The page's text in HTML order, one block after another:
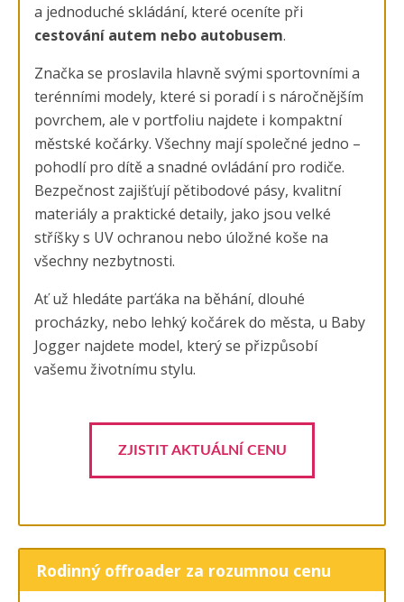
a jednoduché skládání, které oceníte při
cestování autem nebo autobusem.
Značka se proslavila hlavně svými sportovními a
terénními modely, které si poradí i s náročnějším
povrchem, ale v portfoliu najdete i kompaktní
městské kočárky. Všechny mají společné jedno –
pohodlí pro dítě a snadné ovládání pro rodiče.
Bezpečnost zajišťují pětibodové pásy, kvalitní
materiály a praktické detaily, jako jsou velké
stříšky s UV ochranou nebo úložné koše na
všechny nezbytnosti.
Ať už hledáte parťáka na běhání, dlouhé
procházky, nebo lehký kočárek do města, u Baby
Jogger najdete model, který se přizpůsobí
vašemu životnímu stylu.
ZJISTIT AKTUÁLNÍ CENU
Rodinný offroader za rozumnou cenu